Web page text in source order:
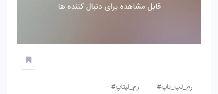
قابل مشاهده برای دنبال کننده ها
رم_لپ_تاپ# رم_لپتاپ#